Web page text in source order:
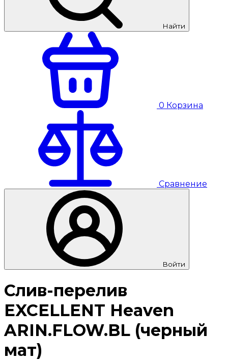
Найти
0 Корзина
Сравнение
Войти
Слив-перелив
EXCELLENT Heaven
ARIN.FLOW.BL (черный
мат)